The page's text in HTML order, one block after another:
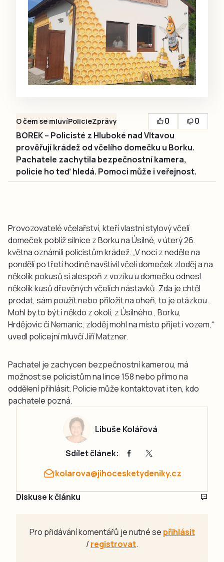
O čem se mluvíPolicieZprávy 0
0
BOREK – Policisté z Hluboké nad Vltavou
prověřují krádež od včelího domečku u Borku.
Pachatele zachytila bezpečnostní kamera,
policie ho teď hledá. Pomoci může i veřejnost.
Provozovatelé včelařství, kteří vlastní stylový včelí
domeček poblíž silnice z Borku na Úsilné, v úterý 26.
května oznámili policistům krádež. „V noci z neděle na
pondělí po třetí hodině navštívil včelí domeček zloděj a na
několik pokusů si alespoň z vozíku u domečku odnesl
několik kusů dřevěných včelích nástavků. Zda je chtěl
prodat, sám použít nebo přiložit na oheň, to je otázkou.
Mohl by to být i někdo z okolí, z Úsilného , Borku,
Hrdějovic či Nemanic, zloděj mohl na místo přijet i vozem,“
uvedl policejní mluvčí Jiří Matzner.
Pachatel je zachycen bezpečnostní kamerou, má
možnost se policistům na lince 158 nebo přímo na
oddělení přihlásit. Policie může kontaktovat i ten, kdo
pachatele pozná.
Libuše Kolářová
Sdílet článek:
kolarova@jihocesketydeniky.cz
Diskuse k článku
Pro přidávání komentářů je nutné se přihlásit
/registrovat.